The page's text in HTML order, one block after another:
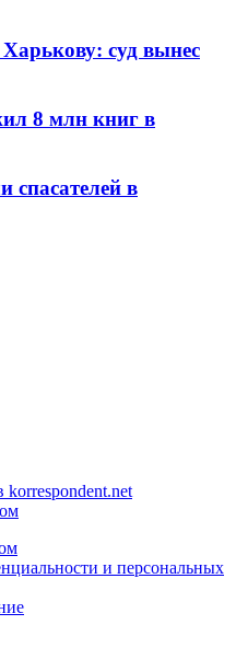
суд вынес
8 млн книг в
спасателей в
korrespondent.net
и персональных